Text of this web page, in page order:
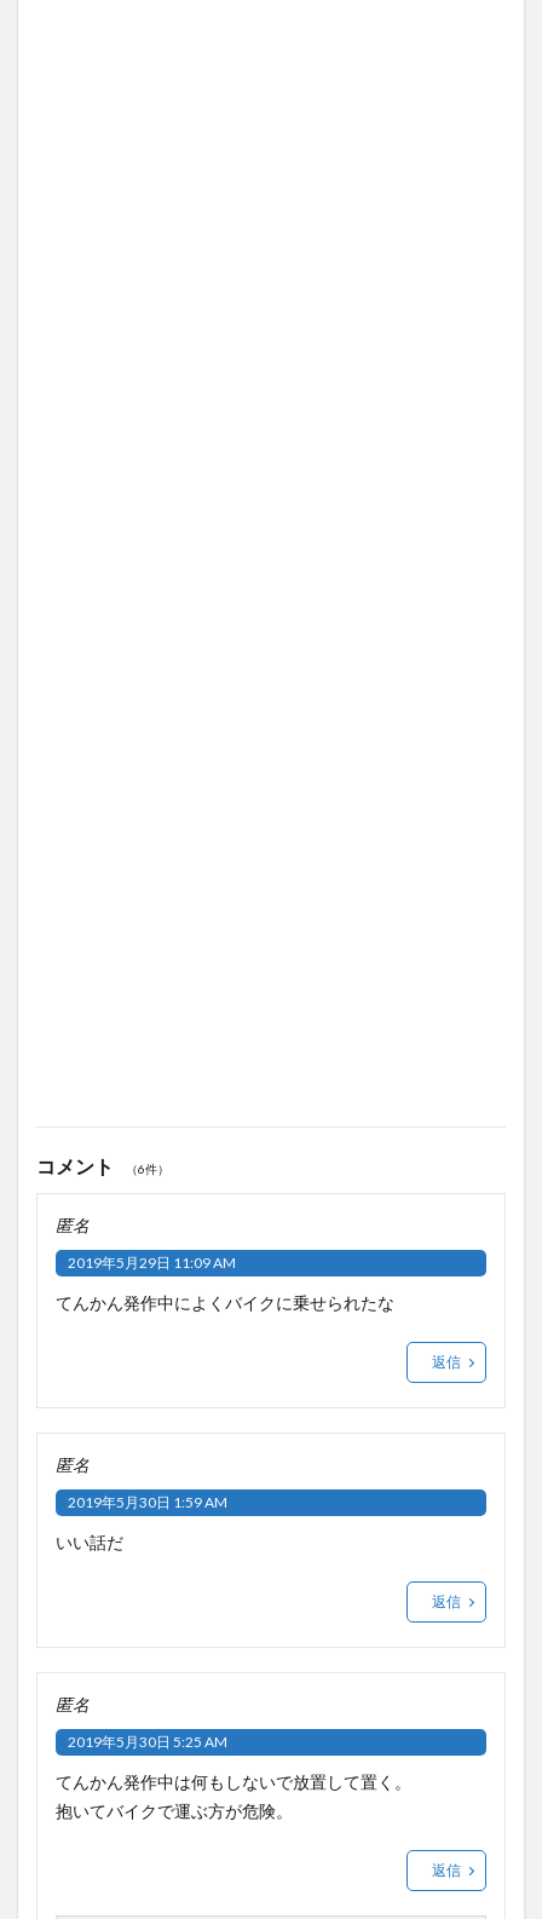
コメント （6件）
匿名
2019年5月29日 11:09 AM
てんかん発作中によくバイクに乗せられたな
返信
匿名
2019年5月30日 1:59 AM
いい話だ
返信
匿名
2019年5月30日 5:25 AM
てんかん発作中は何もしないで放置して置く。
抱いてバイクで運ぶ方が危険。
返信